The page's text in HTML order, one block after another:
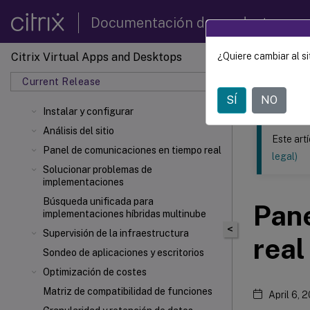
Documentación de productos
Citrix Virtual Apps and Desktops
Current Release
Instalar y configurar
Análisis del sitio
Panel de comunicaciones en tiempo real
Solucionar problemas de
implementaciones
Búsqueda unificada para
implementaciones híbridas multinube
Supervisión de la infraestructura
Sondeo de aplicaciones y escritorios
Optimización de costes
Matriz de compatibilidad de funciones
Este
Citrix
<
Este
legal)
real
April 6,
¿Quiere cambiar al
SÍ NO